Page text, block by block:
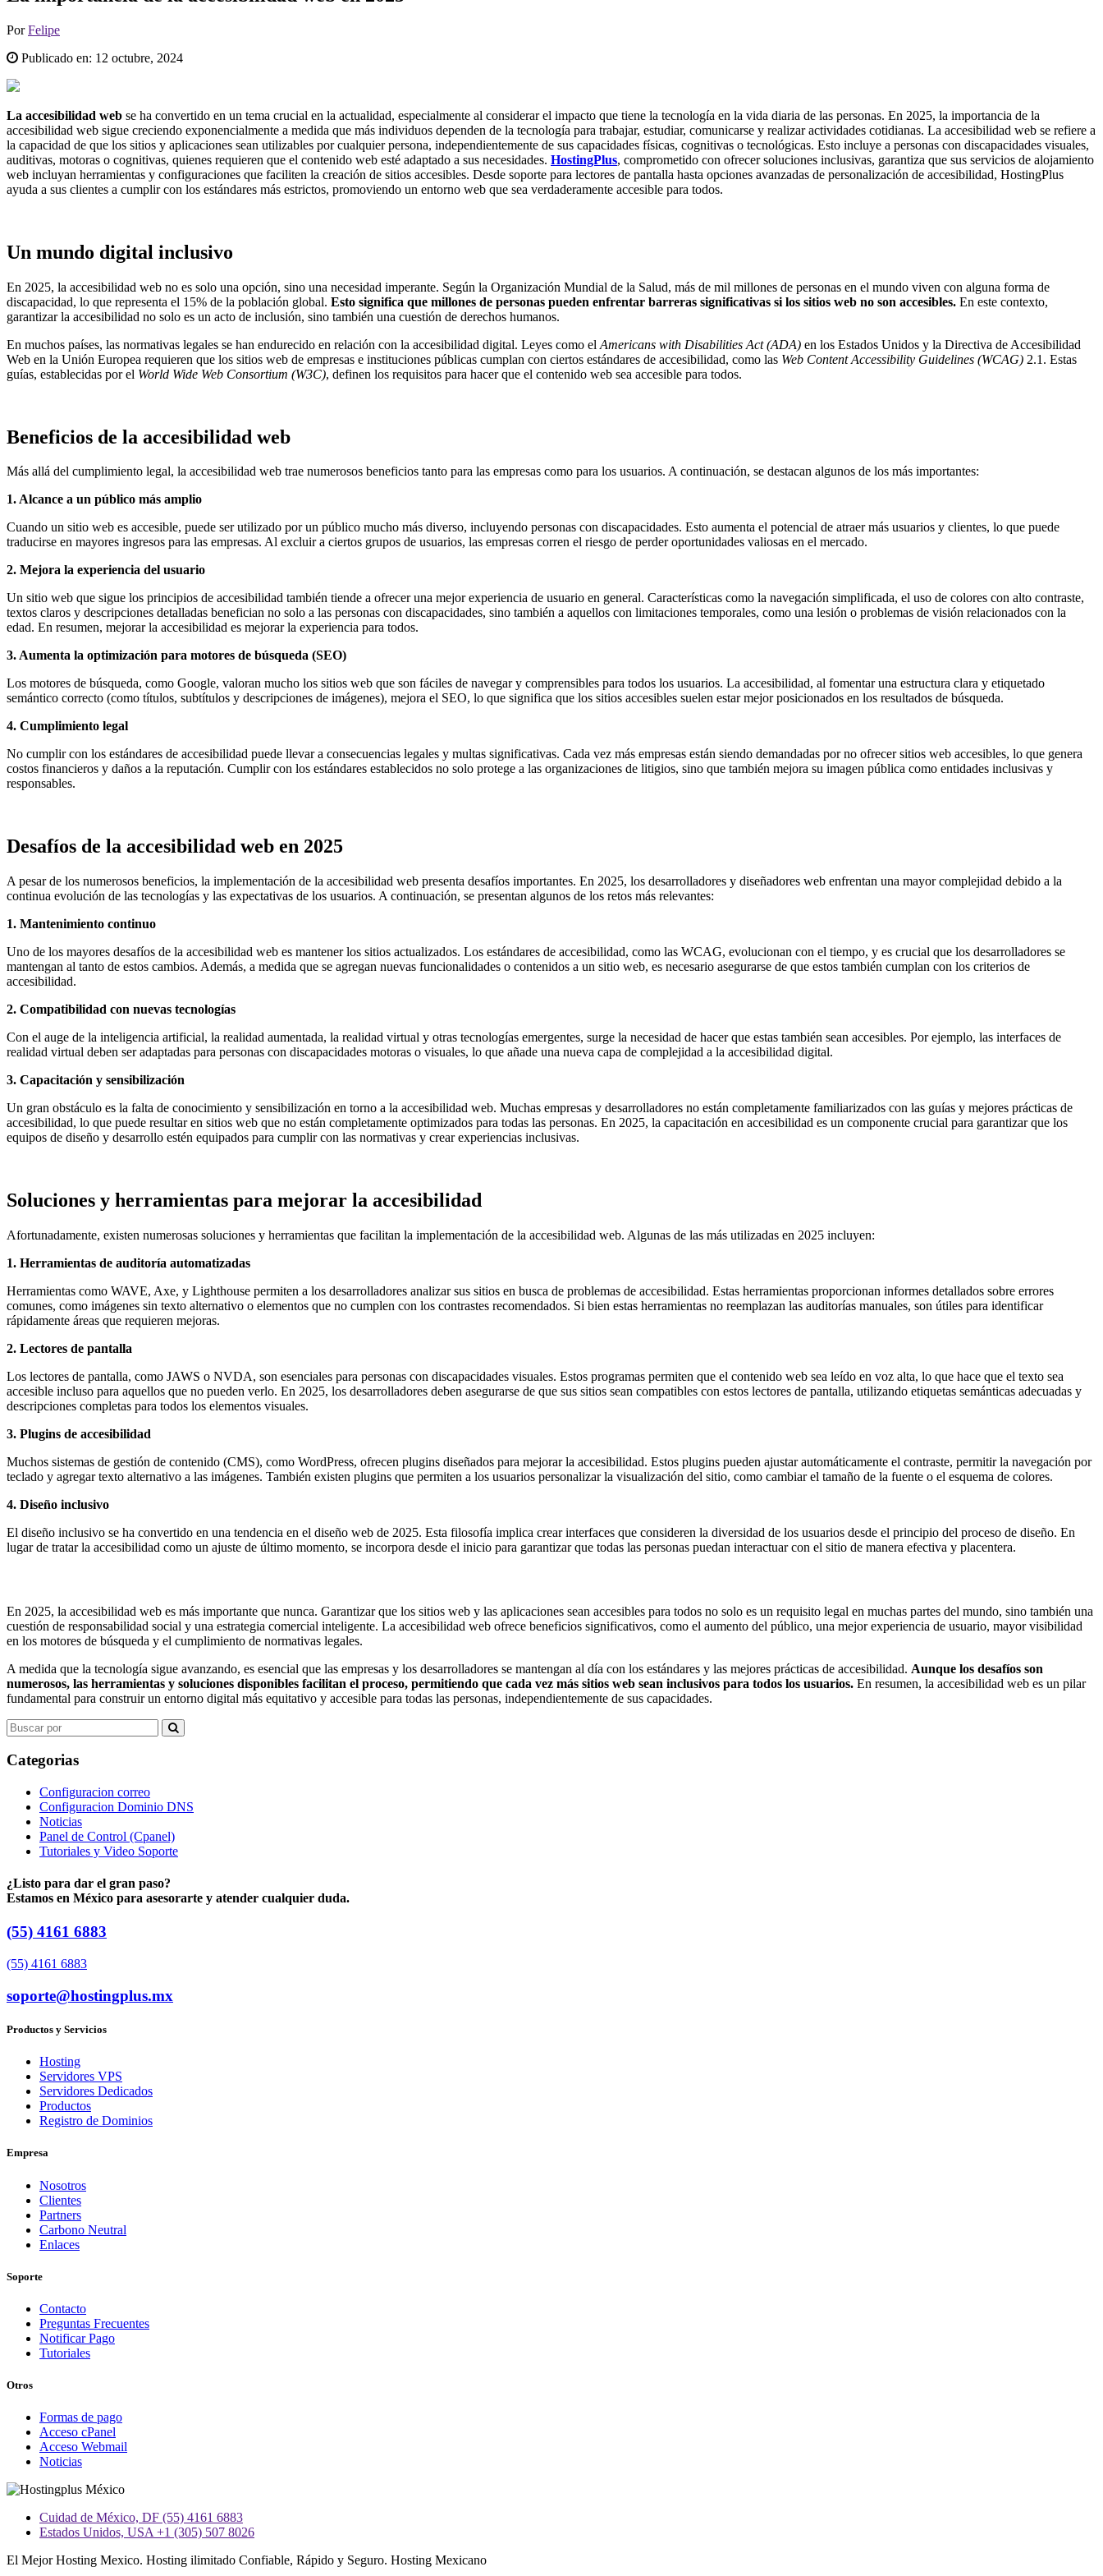
PorFelipe
Publicado en: 12 octubre, 2024
La accesibilidad web se ha convertido en un tema crucial en la actualidad, especialmente al considerar el impacto que tiene la tecnología en la vida diaria de las personas. En 2025, la importancia de la
accesibilidad web sigue creciendo exponencialmente a medida que más individuos dependen de la tecnología para trabajar, estudiar, comunicarse y realizar actividades cotidianas. La accesibilidad web se refiere a
la capacidad de que los sitios y aplicaciones sean utilizables por cualquier persona, independientemente de sus capacidades físicas, cognitivas o tecnológicas. Esto incluye a personas con discapacidades visuales,
auditivas, motoras o cognitivas, quienes requieren que el contenido web esté adaptado a sus necesidades. HostingPlus, comprometido con ofrecer soluciones inclusivas, garantiza que sus servicios de alojamiento
web incluyan herramientas y configuraciones que faciliten la creación de sitios accesibles. Desde soporte para lectores de pantalla hasta opciones avanzadas de personalización de accesibilidad, HostingPlus
ayuda a sus clientes a cumplir con los estándares más estrictos, promoviendo un entorno web que sea verdaderamente accesible para todos.
Un mundo digital inclusivo
En 2025, la accesibilidad web no es solo una opción, sino una necesidad imperante. Según la Organización Mundial de la Salud, más de mil millones de personas en el mundo viven con alguna forma de
discapacidad, lo que representa el 15% de la población global. Esto significa que millones de personas pueden enfrentar barreras significativas si los sitios web no son accesibles. En este contexto,
garantizar la accesibilidad no solo es un acto de inclusión, sino también una cuestión de derechos humanos.
En muchos países, las normativas legales se han endurecido en relación con la accesibilidad digital. Leyes como el Americans with Disabilities Act (ADA) en los Estados Unidos y la Directiva de Accesibilidad
Web en la Unión Europea requieren que los sitios web de empresas e instituciones públicas cumplan con ciertos estándares de accesibilidad, como las Web Content Accessibility Guidelines (WCAG) 2.1. Estas
guías, establecidas por el World Wide Web Consortium (W3C), definen los requisitos para hacer que el contenido web sea accesible para todos.
Beneficios de la accesibilidad web
Más allá del cumplimiento legal, la accesibilidad web trae numerosos beneficios tanto para las empresas como para los usuarios. A continuación, se destacan algunos de los más importantes:
1. Alcance a un público más amplio
Cuando un sitio web es accesible, puede ser utilizado por un público mucho más diverso, incluyendo personas con discapacidades. Esto aumenta el potencial de atraer más usuarios y clientes, lo que puede
traducirse en mayores ingresos para las empresas. Al excluir a ciertos grupos de usuarios, las empresas corren el riesgo de perder oportunidades valiosas en el mercado.
2. Mejora la experiencia del usuario
Un sitio web que sigue los principios de accesibilidad también tiende a ofrecer una mejor experiencia de usuario en general. Características como la navegación simplificada, el uso de colores con alto contraste,
textos claros y descripciones detalladas benefician no solo a las personas con discapacidades, sino también a aquellos con limitaciones temporales, como una lesión o problemas de visión relacionados con la
edad. En resumen, mejorar la accesibilidad es mejorar la experiencia para todos.
3. Aumenta la optimización para motores de búsqueda (SEO)
Los motores de búsqueda, como Google, valoran mucho los sitios web que son fáciles de navegar y comprensibles para todos los usuarios. La accesibilidad, al fomentar una estructura clara y etiquetado
semántico correcto (como títulos, subtítulos y descripciones de imágenes), mejora el SEO, lo que significa que los sitios accesibles suelen estar mejor posicionados en los resultados de búsqueda.
4. Cumplimiento legal
No cumplir con los estándares de accesibilidad puede llevar a consecuencias legales y multas significativas. Cada vez más empresas están siendo demandadas por no ofrecer sitios web accesibles, lo que genera
costos financieros y daños a la reputación. Cumplir con los estándares establecidos no solo protege a las organizaciones de litigios, sino que también mejora su imagen pública como entidades inclusivas y
responsables.
Desafíos de la accesibilidad web en 2025
A pesar de los numerosos beneficios, la implementación de la accesibilidad web presenta desafíos importantes. En 2025, los desarrolladores y diseñadores web enfrentan una mayor complejidad debido a la
continua evolución de las tecnologías y las expectativas de los usuarios. A continuación, se presentan algunos de los retos más relevantes:
1. Mantenimiento continuo
Uno de los mayores desafíos de la accesibilidad web es mantener los sitios actualizados. Los estándares de accesibilidad, como las WCAG, evolucionan con el tiempo, y es crucial que los desarrolladores se
mantengan al tanto de estos cambios. Además, a medida que se agregan nuevas funcionalidades o contenidos a un sitio web, es necesario asegurarse de que estos también cumplan con los criterios de
accesibilidad.
2. Compatibilidad con nuevas tecnologías
Con el auge de la inteligencia artificial, la realidad aumentada, la realidad virtual y otras tecnologías emergentes, surge la necesidad de hacer que estas también sean accesibles. Por ejemplo, las interfaces de
realidad virtual deben ser adaptadas para personas con discapacidades motoras o visuales, lo que añade una nueva capa de complejidad a la accesibilidad digital.
3. Capacitación y sensibilización
Un gran obstáculo es la falta de conocimiento y sensibilización en torno a la accesibilidad web. Muchas empresas y desarrolladores no están completamente familiarizados con las guías y mejores prácticas de
accesibilidad, lo que puede resultar en sitios web que no están completamente optimizados para todas las personas. En 2025, la capacitación en accesibilidad es un componente crucial para garantizar que los
equipos de diseño y desarrollo estén equipados para cumplir con las normativas y crear experiencias inclusivas.
Soluciones y herramientas para mejorar la accesibilidad
Afortunadamente, existen numerosas soluciones y herramientas que facilitan la implementación de la accesibilidad web. Algunas de las más utilizadas en 2025 incluyen:
1. Herramientas de auditoría automatizadas
Herramientas como WAVE, Axe, y Lighthouse permiten a los desarrolladores analizar sus sitios en busca de problemas de accesibilidad. Estas herramientas proporcionan informes detallados sobre errores
comunes, como imágenes sin texto alternativo o elementos que no cumplen con los contrastes recomendados. Si bien estas herramientas no reemplazan las auditorías manuales, son útiles para identificar
rápidamente áreas que requieren mejoras.
2. Lectores de pantalla
Los lectores de pantalla, como JAWS o NVDA, son esenciales para personas con discapacidades visuales. Estos programas permiten que el contenido web sea leído en voz alta, lo que hace que el texto sea
accesible incluso para aquellos que no pueden verlo. En 2025, los desarrolladores deben asegurarse de que sus sitios sean compatibles con estos lectores de pantalla, utilizando etiquetas semánticas adecuadas y
descripciones completas para todos los elementos visuales.
3. Plugins de accesibilidad
Muchos sistemas de gestión de contenido (CMS), como WordPress, ofrecen plugins diseñados para mejorar la accesibilidad. Estos plugins pueden ajustar automáticamente el contraste, permitir la navegación por
teclado y agregar texto alternativo a las imágenes. También existen plugins que permiten a los usuarios personalizar la visualización del sitio, como cambiar el tamaño de la fuente o el esquema de colores.
4. Diseño inclusivo
El diseño inclusivo se ha convertido en una tendencia en el diseño web de 2025. Esta filosofía implica crear interfaces que consideren la diversidad de los usuarios desde el principio del proceso de diseño. En
lugar de tratar la accesibilidad como un ajuste de último momento, se incorpora desde el inicio para garantizar que todas las personas puedan interactuar con el sitio de manera efectiva y placentera.
En 2025, la accesibilidad web es más importante que nunca. Garantizar que los sitios web y las aplicaciones sean accesibles para todos no solo es un requisito legal en muchas partes del mundo, sino también una
cuestión de responsabilidad social y una estrategia comercial inteligente. La accesibilidad web ofrece beneficios significativos, como el aumento del público, una mejor experiencia de usuario, mayor visibilidad
en los motores de búsqueda y el cumplimiento de normativas legales.
A medida que la tecnología sigue avanzando, es esencial que las empresas y los desarrolladores se mantengan al día con los estándares y las mejores prácticas de accesibilidad. Aunque los desafíos son
numerosos, las herramientas y soluciones disponibles facilitan el proceso, permitiendo que cada vez más sitios web sean inclusivos para todos los usuarios. En resumen, la accesibilidad web es un pilar
fundamental para construir un entorno digital más equitativo y accesible para todas las personas, independientemente de sus capacidades.
Search
for:
Categorias
Configuracion correo
Configuracion Dominio DNS
Noticias
Panel de Control (Cpanel)
Tutoriales y Video Soporte
¿Listo para dar el gran paso?
Estamos en México para asesorarte y atender cualquier duda.
(55) 4161 6883
(55) 4161 6883
soporte@hostingplus.mx
Productos y Servicios
Hosting
Servidores VPS
Servidores Dedicados
Productos
Registro de Dominios
Empresa
Nosotros
Clientes
Partners
Carbono Neutral
Enlaces
Soporte
Contacto
Preguntas Frecuentes
Notificar Pago
Tutoriales
Otros
Formas de pago
Acceso cPanel
Acceso Webmail
Noticias
Cuidad de México, DF (55) 4161 6883
Estados Unidos, USA +1 (305) 507 8026
El Mejor Hosting Mexico. Hosting ilimitado Confiable, Rápido y Seguro. Hosting Mexicano